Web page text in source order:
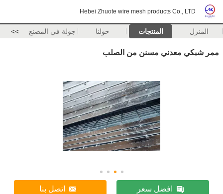
Hebei Zhuote wire mesh products Co., LTD
المنزل المنتجات حولنا جولة في المصنع >>
ممر شبكي معدني مسنن من الصلب
افضل سعر اتصل بنا